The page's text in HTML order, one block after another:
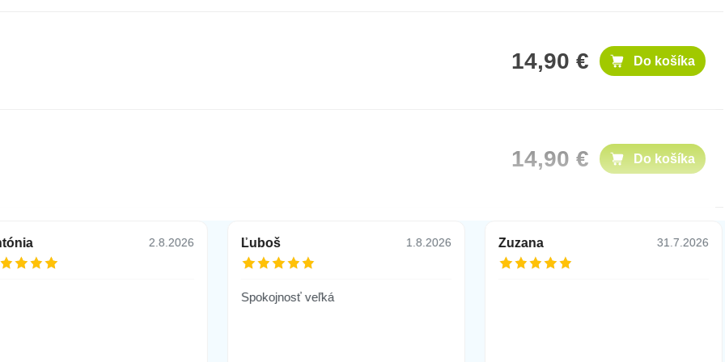
14,90 € Do košíka
14,90 € Do košíka
Galaxy S24 biely
36,90 €
2.8.2026 Ľuboš 1.8.2026
Spokojnosť veľká
Zuzana 31.7.2026